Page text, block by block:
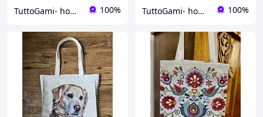
TuttoGami- home textiles 100% TuttoGami- home textiles 100%